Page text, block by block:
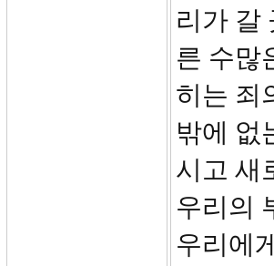
리가 갈
른 수많
히는 죄
밖에 없
시고 새
우리의
우리에